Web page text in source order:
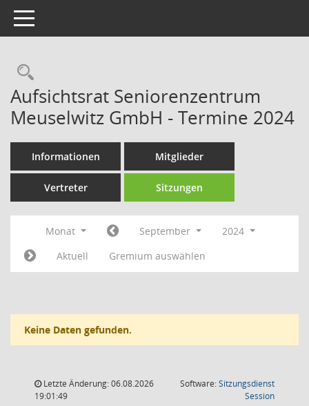
Toggle navigation
Rechercheauswahl
Aufsichtsrat Seniorenzentrum
Meuselwitz GmbH - Termine 2024
Informationen Mitglieder
Vertreter Sitzungen
Monat September
2024
Aktuell
Gremium auswählen
Keine Daten gefunden.
Letzte Änderung: 06.08.2026
19:01:49
Software:Sitzungsdienst
Session(Wird in